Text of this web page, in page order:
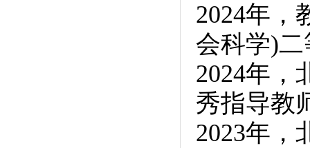
2024年，
会科学)二
2024年，
秀指导教
2023年，